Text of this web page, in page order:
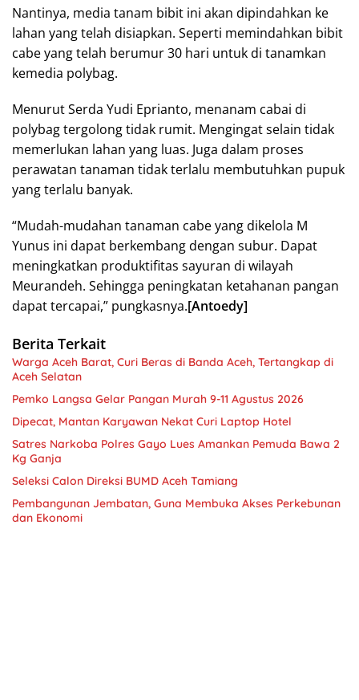
Nantinya, media tanam bibit ini akan dipindahkan ke
lahan yang telah disiapkan. Seperti memindahkan bibit
cabe yang telah berumur 30 hari untuk di tanamkan
kemedia polybag.
Menurut Serda Yudi Eprianto, menanam cabai di
polybag tergolong tidak rumit. Mengingat selain tidak
memerlukan lahan yang luas. Juga dalam proses
perawatan tanaman tidak terlalu membutuhkan pupuk
yang terlalu banyak.
“Mudah-mudahan tanaman cabe yang dikelola M
Yunus ini dapat berkembang dengan subur. Dapat
meningkatkan produktifitas sayuran di wilayah
Meurandeh. Sehingga peningkatan ketahanan pangan
dapat tercapai,” pungkasnya.[Antoedy]
Berita Terkait
Warga Aceh Barat, Curi Beras di Banda Aceh, Tertangkap di
Aceh Selatan
Pemko Langsa Gelar Pangan Murah 9-11 Agustus 2026
Dipecat, Mantan Karyawan Nekat Curi Laptop Hotel
Satres Narkoba Polres Gayo Lues Amankan Pemuda Bawa 2
Kg Ganja
Seleksi Calon Direksi BUMD Aceh Tamiang
Pembangunan Jembatan, Guna Membuka Akses Perkebunan
dan Ekonomi